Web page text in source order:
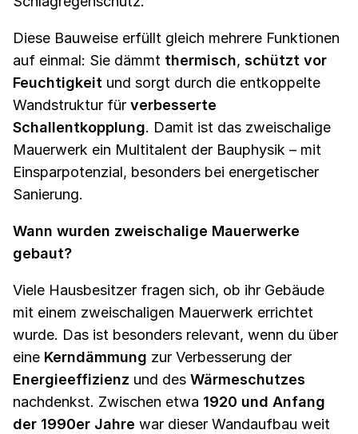
Diese Bauweise erfüllt gleich mehrere Funktionen
auf einmal: Sie dämmt thermisch, schützt vor
Feuchtigkeit und sorgt durch die entkoppelte
Wandstruktur für verbesserte
Schallentkopplung. Damit ist das zweischalige
Mauerwerk ein Multitalent der Bauphysik – mit
Einsparpotenzial, besonders bei energetischer
Sanierung.
Wann wurden zweischalige Mauerwerke
gebaut?
Viele Hausbesitzer fragen sich, ob ihr Gebäude
mit einem zweischaligen Mauerwerk errichtet
wurde. Das ist besonders relevant, wenn du über
eine Kerndämmung zur Verbesserung der
Energieeffizienz und des Wärmeschutzes
nachdenkst. Zwischen etwa 1920 und Anfang
der 1990er Jahre war dieser Wandaufbau weit